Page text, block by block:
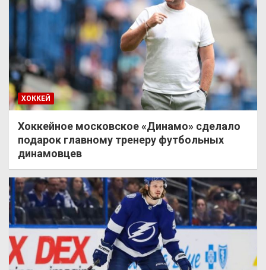
ХОККЕЙ
Хоккейное московское «Динамо» сделало
подарок главному тренеру футбольных
динамовцев